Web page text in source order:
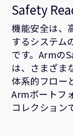
Safety
機能安全は、
するシステム
です。Armの
は、さまざま
体系的フロー
Armポートフ
コレクション